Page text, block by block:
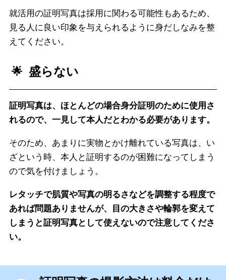
就活用の証明写真は採用に関わる可能性もあるため、
見る人に良い印象を与えられるように身だしなみを整
えてください。
盛らない
証明写真は、ほとんどの場合身分証明のために使用さ
れるので、一見して本人だとわかる必要があります。
そのため、あまりに実物とかけ離れている写真は、い
ざという時、本人と証明するのが困難になってしまう
ので気を付けましょう。
レタッチで肌質や写真の明るさなどを調整する程度で
あれば問題ありませんが、目の大きさや輪郭を変えて
しまうと証明写真として使えないので注意してくださ
い。